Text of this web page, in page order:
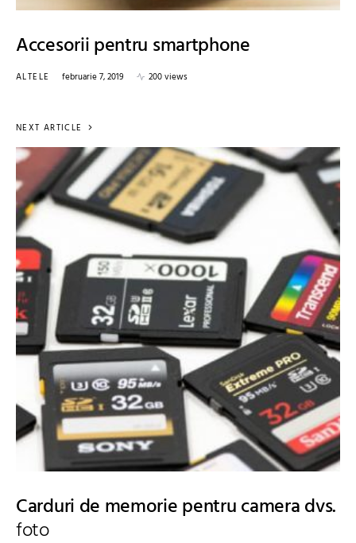
Accesorii pentru smartphone
ALTELE februarie 7, 2019 200 views
NEXT ARTICLE
Carduri de memorie pentru camera dvs.
foto